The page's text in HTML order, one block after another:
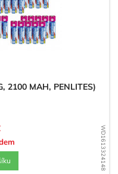
WD1613324148
2100 MAH, PENLITES)